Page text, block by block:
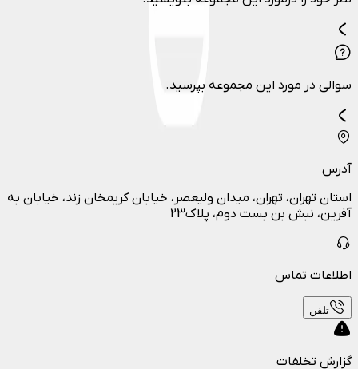
سوالی در مورد این مجموعه بپرسید.
آدرس
استان تهران، تهران، میدان ولیعصر، خیابان کریمخان زند، خیابان به
آفرین، نبش بن بست دوم، پلاک23
اطلاعات تماس
تلفن
گزارش تخلفات